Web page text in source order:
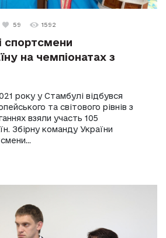
59 1592
спортсмени
на чемпіонатах з
року у Стамбулі відбувся
та світового рівнів з
взяли участь 105
Збірну команду України